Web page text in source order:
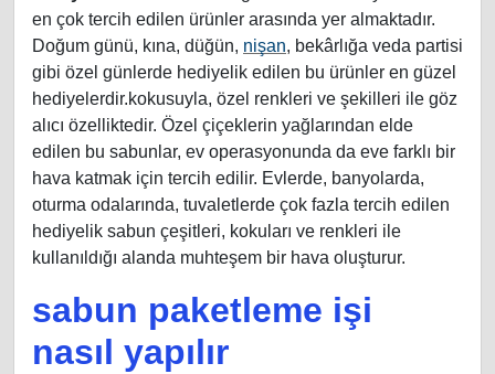
en çok tercih edilen ürünler arasında yer almaktadır.
Doğum günü, kına, düğün, nişan, bekârlığa veda partisi
gibi özel günlerde hediyelik edilen bu ürünler en güzel
hediyelerdir.kokusuyla, özel renkleri ve şekilleri ile göz
alıcı özelliktedir. Özel çiçeklerin yağlarından elde
edilen bu sabunlar, ev operasyonunda da eve farklı bir
hava katmak için tercih edilir. Evlerde, banyolarda,
oturma odalarında, tuvaletlerde çok fazla tercih edilen
hediyelik sabun çeşitleri, kokuları ve renkleri ile
kullanıldığı alanda muhteşem bir hava oluşturur.
sabun paketleme işi
nasıl yapılır